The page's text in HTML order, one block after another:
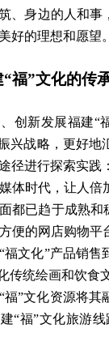
、身边的人和
好的理想和愿望。
“福”文化的传
创新发展福建“
兴战略，更好地
径进行探索实践：
体时代，让人倍
都已趋于成熟
便的网店购物
“福文化”产品销售
传统绘画和饮食
“福”文化资源将其
“福”文化旅游